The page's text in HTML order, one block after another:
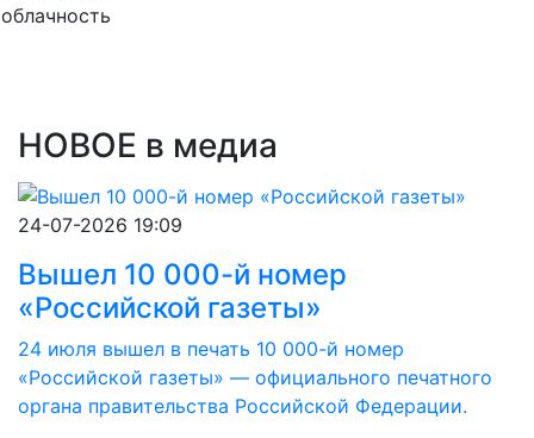
облачность
НОВОЕ в медиа
24-07-2026 19:09
Вышел 10 000-й номер
«Российской газеты»
24 июля вышел в печать 10 000-й номер
«Российской газеты» — официального печатного
органа правительства Российской Федерации.